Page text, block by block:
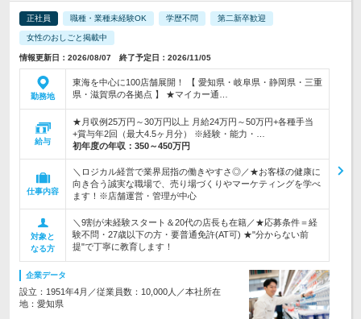
正社員 職種・業種未経験OK 学歴不問 第二新卒歓迎
女性のおしごと掲載中
情報更新日：2026/08/07 終了予定日：2026/11/05
勤務地
東海を中心に100店舗展開！ 【 愛知県・岐阜県・静岡県・三重
県・滋賀県の各拠点 】 ★マイカー通…
給与
★月収例25万円～30万円以上 月給24万円～50万円+各種手当
+賞与年2回（最大4.5ヶ月分） ※経験・能力・…
初年度の年収： 350～450万円
仕事内容
＼ロジカル経営で業界屈指の働きやすさ◎／★お客様の健康に
向き合う誠実な職場で、売り場づくりやマーケティングを学べ
ます！※店舗運営・管理が中心
対象と
なる方
＼9割が未経験スタート＆20代の店長も在籍／★応募条件＝経
験不問・27歳以下の方・要普通免許(AT可) ★"分からない前
提"で丁寧に教育します！
企業データ
設立：1951年4月／従業員数：10,000人／本社所在
地：愛知県